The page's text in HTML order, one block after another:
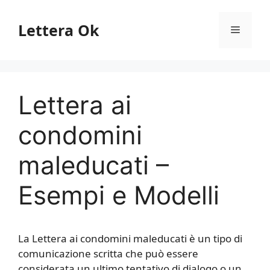
contenuto
Lettera Ok Menu
Lettera ai
condomini
maleducati –
Esempi e Modelli
La Lettera ai condomini maleducati è un tipo di
comunicazione scritta che può essere